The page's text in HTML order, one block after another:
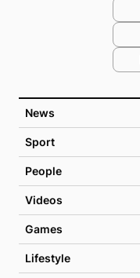
News
Sport
People
Videos
Games
Lifestyle